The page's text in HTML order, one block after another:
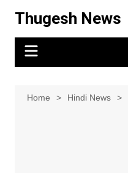
content
Thugesh News
Home Hindi News